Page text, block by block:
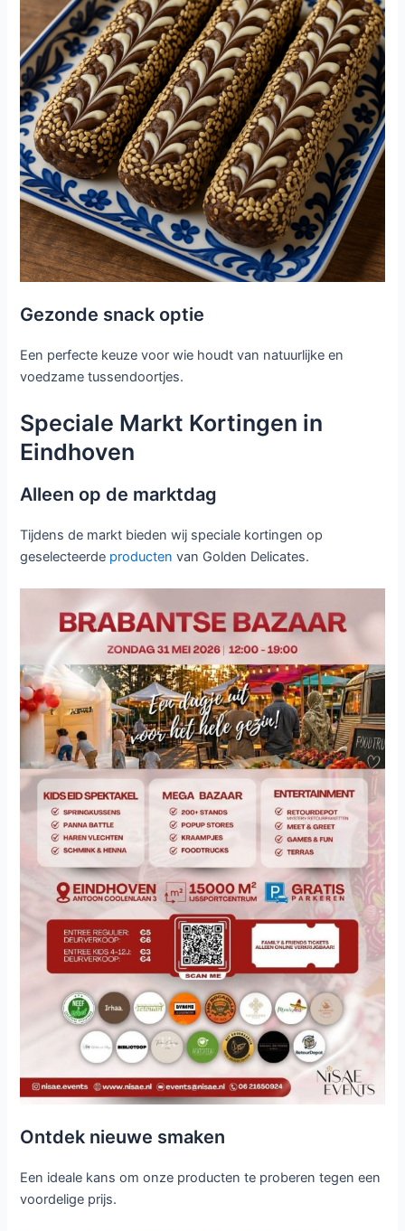
Gezonde snack optie
Een perfecte keuze voor wie houdt van natuurlijke en
voedzame tussendoortjes.
Speciale Markt Kortingen in
Eindhoven
Alleen op de marktdag
Tijdens de markt bieden wij speciale kortingen op
geselecteerde producten van Golden Delicates.
Ontdek nieuwe smaken
Een ideale kans om onze producten te proberen tegen een
voordelige prijs.